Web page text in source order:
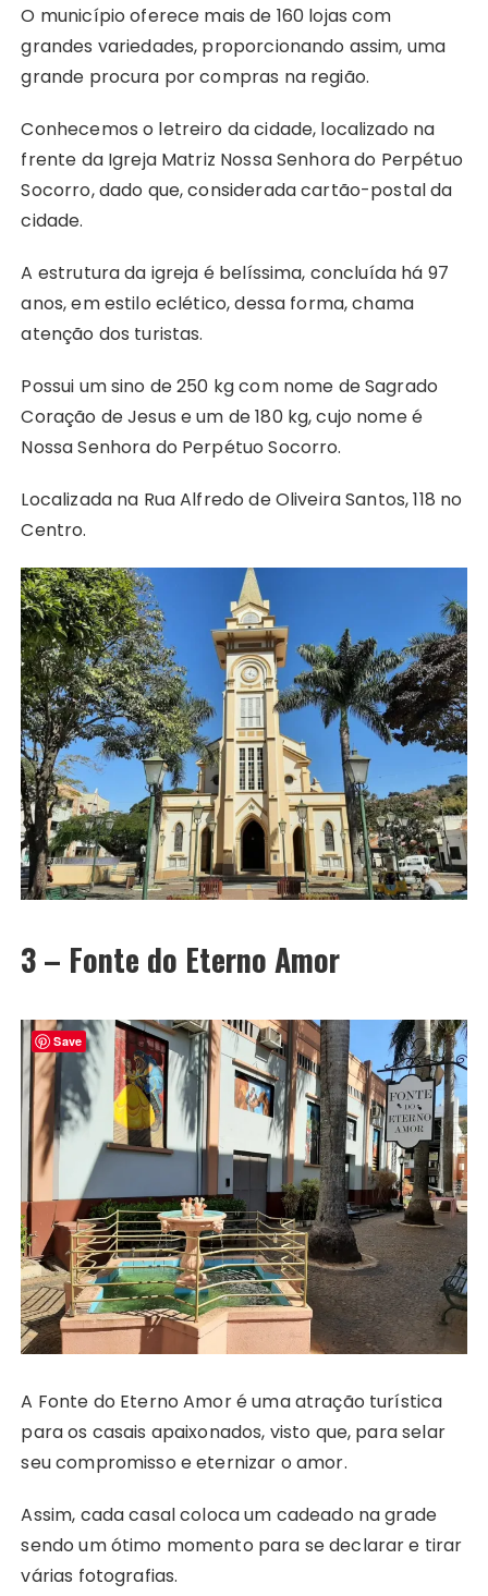
O município oferece mais de 160 lojas com
grandes variedades, proporcionando assim, uma
grande procura por compras na região.
Conhecemos o letreiro da cidade, localizado na
frente da Igreja Matriz Nossa Senhora do Perpétuo
Socorro, dado que, considerada cartão-postal da
cidade.
A estrutura da igreja é belíssima, concluída há 97
anos, em estilo eclético, dessa forma, chama
atenção dos turistas.
Possui um sino de 250 kg com nome de Sagrado
Coração de Jesus e um de 180 kg, cujo nome é
Nossa Senhora do Perpétuo Socorro.
Localizada na Rua Alfredo de Oliveira Santos, 118 no
Centro.
3 – Fonte do Eterno Amor
A Fonte do Eterno Amor é uma atração turística
para os casais apaixonados, visto que, para selar
seu compromisso e eternizar o amor.
Assim, cada casal coloca um cadeado na grade
sendo um ótimo momento para se declarar e tirar
várias fotografias.
Save